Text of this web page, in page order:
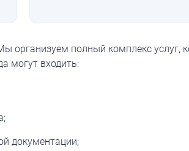
организуем полный комплекс услуг,
могут входить:
документации;